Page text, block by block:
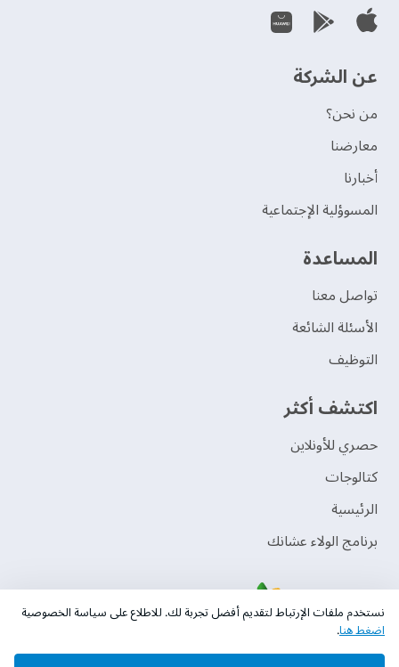
عن الشركة
من نحن؟
‫معارضنا‬
‫أخبارنا‬
المسوؤلية الإجتماعية
‫المساعدة‬
تواصل معنا
الأسئلة الشائعة
التوظيف
اكتشف أكثر
حصري للأونلاين
‫كتالوجات‬
الرئيسية
برنامج الولاء عشانك
نستخدم ملفات الإرتباط لتقديم أفضل تجربة لك. للاطلاع على سياسة الخصوصية
اضغط هنا.